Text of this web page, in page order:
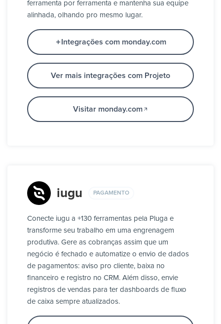
ferramenta por ferramenta e mantenha sua equipe
alinhada, olhando pro mesmo lugar.
Integrações com monday.com
Ver mais integrações com Projeto
Visitar monday.com
iugu PAGAMENTO
Conecte iugu a +130 ferramentas pela Pluga e
transforme seu trabalho em uma engrenagem
produtiva. Gere as cobranças assim que um
negócio é fechado e automatize o envio de dados
de pagamentos: aviso pro cliente, baixa no
financeiro e registro no CRM. Além disso, envie
registros de vendas para ter dashboards de fluxo
de caixa sempre atualizados.